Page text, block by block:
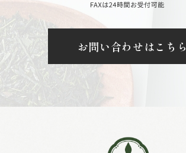
お問い合わせはこちら